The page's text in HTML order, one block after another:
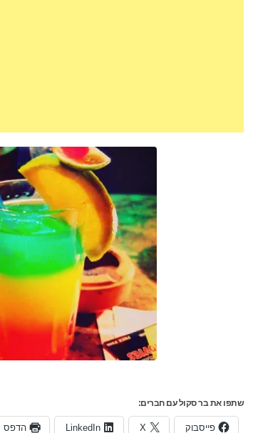
שתפו את בר סקול עם חברים:
פייסבוק X
LinkedIn הדפס